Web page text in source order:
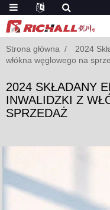
Strona główna
2024
włókna węglowego na
2024 SKŁADANY
INWALIDZKI Z
SPRZEDAŻ